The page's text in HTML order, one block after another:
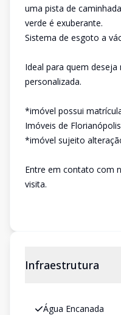
uma pista de
verde é exuberante.
Sistema de esgoto a
Ideal para quem
personalizada.
*imóvel possui
Imóveis de
*imóvel sujeito
Entre em contato com
visita.
Infraestrutura
Água Encanada